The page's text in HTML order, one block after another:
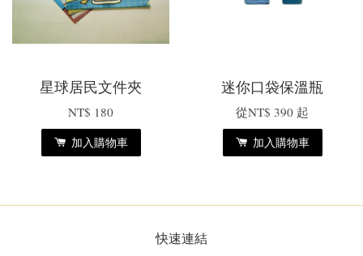
星球居民文件夾
NT$ 180
加入購物車
迷你口袋保溫瓶
從NT$ 390 起
加入購物車
快速連結